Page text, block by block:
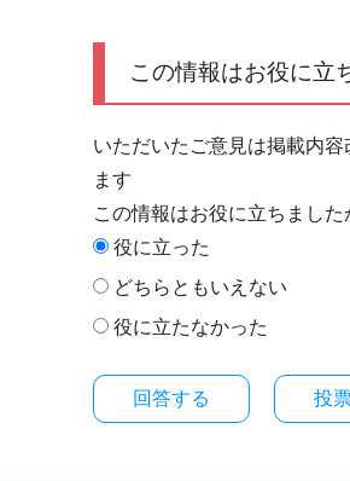
この情報はお役に立
いただいたご意見は掲載内
ます
この情報はお役に立ちました
役に立った
どちらともいえない
役に立たなかった
投